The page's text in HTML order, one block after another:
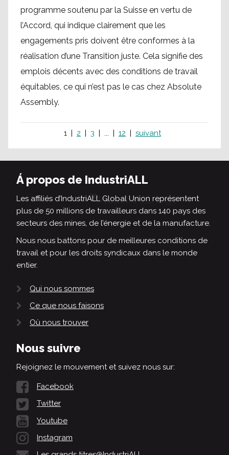
programme soutenu par la Suisse en vertu de
l’Accord, qui indique clairement que les
engagements pris doivent être conformes à la
réalisation d’une Transition juste. Cela signifie des
emplois décents avec des conditions de travail
équitables, ce qui n’est pas le cas chez Absolute
Assembly.
1 2 3 ... 12 suivant
Á propos de IndustriALL
Les affiliés d’IndustriALL Global Union représentent
plus de 50 millions de travailleurs dans 140 pays des
secteurs des mines, de l’énergie et de la manufacture.
Nous nous battons pour de meilleures conditions de
travail et pour les droits syndicaux dans le monde
entier.
Qui nous sommes
Ce que nous faisons
Où nous trouver
Nous suivre
Rejoignez le mouvement et suivez nous sur:
Facebook
Twitter
Youtube
Instagram